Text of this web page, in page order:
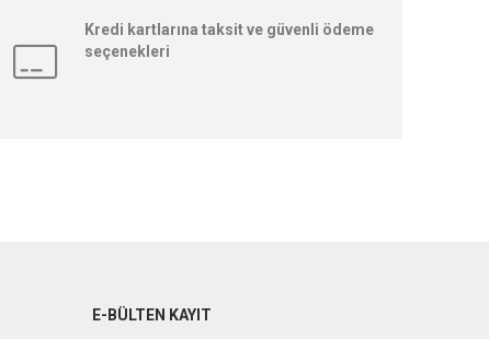
Kredi kartlarına taksit ve güvenli ödeme
seçenekleri
E-BÜLTEN KAYIT